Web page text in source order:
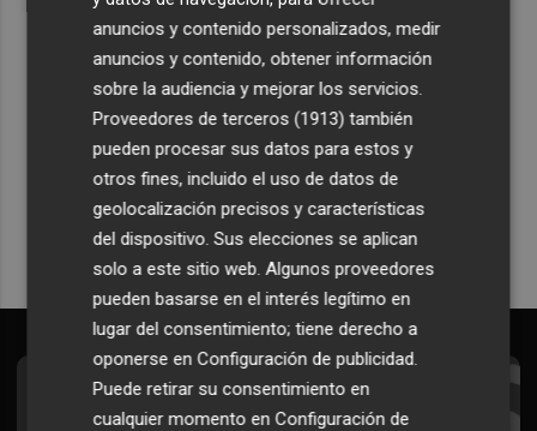
Recibe toda la actualidad de
Plaza Podcast en tu correo
Quiero suscribirme
Suscríbete al Boletín
anuncios y contenido personalizados, medir
anuncios y contenido, obtener información
sobre la audiencia y mejorar los servicios.
Proveedores de terceros (1913) también
pueden procesar sus datos para estos y
otros fines, incluido el uso de datos de
geolocalización precisos y características
del dispositivo. Sus elecciones se aplican
solo a este sitio web. Algunos proveedores
pueden basarse en el interés legítimo en
lugar del consentimiento; tiene derecho a
oponerse enConfiguración de publicidad.
Puede retirar su consentimiento en
cualquier momento enConfiguración de